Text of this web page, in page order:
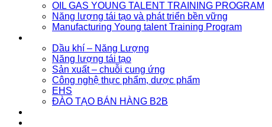
OIL GAS YOUNG TALENT TRAINING PROGRAM
Năng lượng tái tạo và phát triển bền vững
Manufacturing Young talent Training Program
Dầu khí – Năng Lượng
Năng lượng tái tạo
Sản xuất – chuỗi cung ứng
Công nghệ thực phẩm, dược phẩm
EHS
ĐÀO TẠO BÁN HÀNG B2B